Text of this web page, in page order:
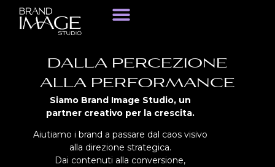
DALLA PERCEZIONE
ALLA PERFORMANCE
Siamo Brand Image Studio, un
partner creativo per la crescita.
Aiutiamo i brand a passare dal caos visivo
alla direzione strategica.
Dai contenuti alla conversione,